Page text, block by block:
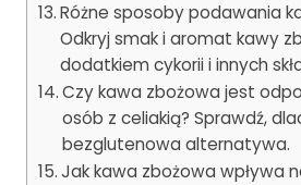
Różne sposoby podawania
Odkryj smak i aromat kawy
dodatkiem cykorii i innych
Czy kawa zbożowa jest
osób z celiakią? Sprawdź,
bezglutenowa alternatywa.
Jak kawa zbożowa wpływa